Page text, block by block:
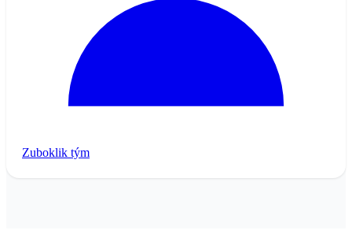
Zuboklik tým